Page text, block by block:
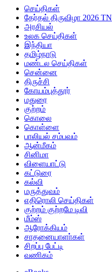
செய்திகள்
தேர்தல் திருவிழா 2026 TN
அரசியல்
உலக செய்திகள்
இந்தியா
தமிழ்நாடு
மண்டல செய்திகள்
சென்னை
திருச்சி
கோயம்புத்தூர்
மதுரை
குற்றம்
கொலை
கொள்ளை
பாலியல் சம்பவம்
ஆன்மீகம்
சினிமா
விளையாட்டு
கட்டுரை
கல்வி
மருத்துவம்
எதிரொலி செய்திகள்
குற்றம் குற்றமே டிவி
மீம்ஸ்
ஆரோக்கியம்
சாதனையாளா்கள்
சிறப்பு பேட்டி
வணிகம்